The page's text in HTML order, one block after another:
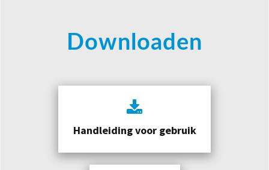
Downloaden
Handleiding voor gebruik